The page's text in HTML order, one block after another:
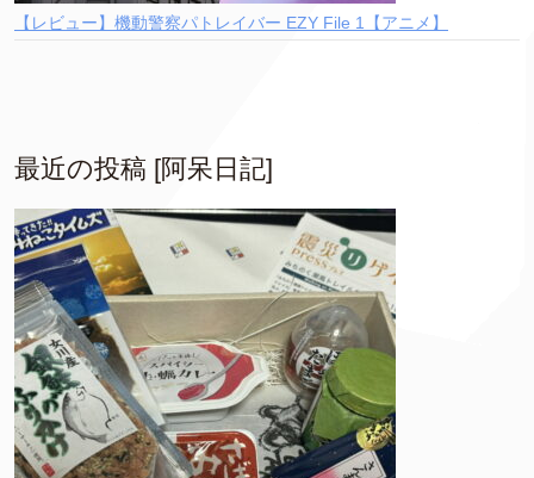
【レビュー】機動警察パトレイバー EZY File 1【アニメ】
最近の投稿 [阿呆日記]